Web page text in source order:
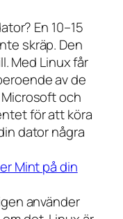
En 10–15
skräp. Den
Med Linux får
av de
och
för att köra
dator några
Mint på din
använder